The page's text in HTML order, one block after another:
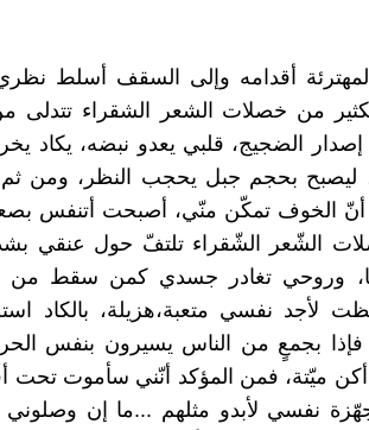
أقدامه وإلى السقف أسلط
من خصلات الشعر الشقراء تتدلى
إصدار الضجيج، قلبي يعدو نبضه، يكاد
ليصبح بحجم جبل يحجب النظر، ومن
الخوف تمكّن منّي، أصبحت أتنفس
الشّعر الشّقراء تلتفّ حول عنقي
وروحي تغادر جسدي كمن سقط من
لأجد نفسي متعبة،هزيلة، بالكاد
فإذا بجمعٍ من الناس يسيرون بنفس
ميّتة، فمن المؤكد أنّني سأموت تحت
نفسي لأبدو مثلهم ...ما إن